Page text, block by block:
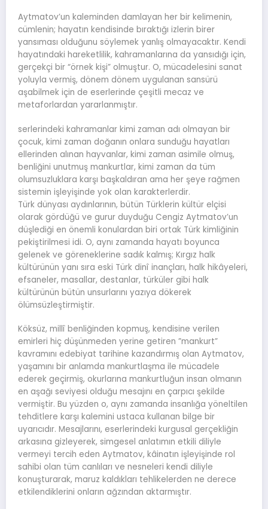
Aytmatov’un kaleminden damlayan her bir kelimenin,
cümlenin; hayatın kendisinde bıraktığı izlerin birer
yansıması olduğunu söylemek yanlış olmayacaktır. Kendi
hayatındaki hareketlilik, kahramanlarına da yansıdığı için,
gerçekçi bir “örnek kişi” olmuştur. O, mücadelesini sanat
yoluyla vermiş, dönem dönem uygulanan sansürü
aşabilmek için de eserlerinde çeşitli mecaz ve
metaforlardan yararlanmıştır.
serlerindeki kahramanlar kimi zaman adı olmayan bir
çocuk, kimi zaman doğanın onlara sunduğu hayatları
ellerinden alınan hayvanlar, kimi zaman asimile olmuş,
benliğini unutmuş mankurtlar, kimi zaman da tüm
olumsuzluklara karşı başkaldıran ama her şeye rağmen
sistemin işleyişinde yok olan karakterlerdir.
Türk dünyası aydınlarının, bütün Türklerin kültür elçisi
olarak gördüğü ve gurur duyduğu Cengiz Aytmatov’un
düşlediği en önemli konulardan biri ortak Türk kimliğinin
pekiştirilmesi idi. O, aynı zamanda hayatı boyunca
gelenek ve göreneklerine sadık kalmış; Kırgız halk
kültürünün yanı sıra eski Türk dinî inançları, halk hikâyeleri,
efsaneler, masallar, destanlar, türküler gibi halk
kültürünün bütün unsurlarını yazıya dökerek
ölümsüzleştirmiştir.
Köksüz, millî benliğinden kopmuş, kendisine verilen
emirleri hiç düşünmeden yerine getiren ”mankurt”
kavramını edebiyat tarihine kazandırmış olan Aytmatov,
yaşamını bir anlamda mankurtlaşma ile mücadele
ederek geçirmiş, okurlarına mankurtluğun insan olmanın
en aşağı seviyesi olduğu mesajını en çarpıcı şekilde
vermiştir. Bu yüzden o, aynı zamanda insanlığa yöneltilen
tehditlere karşı kalemini ustaca kullanan bilge bir
uyarıcıdır. Mesajlarını, eserlerindeki kurgusal gerçekliğin
arkasına gizleyerek, simgesel anlatımın etkili diliyle
vermeyi tercih eden Aytmatov, kâinatın işleyişinde rol
sahibi olan tüm canlıları ve nesneleri kendi diliyle
konuşturarak, maruz kaldıkları tehlikelerden ne derece
etkilendiklerini onların ağzından aktarmıştır.